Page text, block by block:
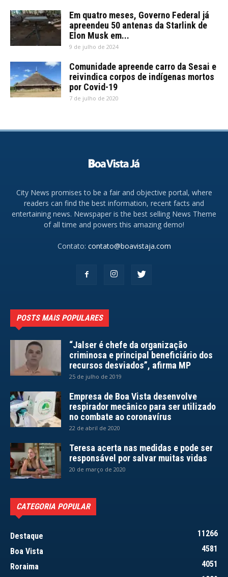
Em quatro meses, Governo Federal já
apreendeu 50 antenas da Starlink de
Elon Musk em...
9 de julho de 2024
Comunidade apreende carro da Sesai e
reivindica corpos de indígenas mortos
por Covid-19
7 de julho de 2020
City News promises to be a fair and objective portal, where
readers can find the best information, recent facts and
entertaining news. Newspaper is the best selling News Theme
of all time and powers this amazing demo!
Contato: contato@boavistaja.com
POSTS MAIS POPULARES
“Jalser é chefe da organização
criminosa e principal beneficiário dos
recursos desviados”, afirma MP
25 de julho de 2019
Empresa de Boa Vista desenvolve
respirador mecânico para ser utilizado
no combate ao coronavírus
22 de abril de 2020
Teresa acerta nas medidas e pode ser
responsável por salvar muitas vidas
20 de março de 2020
CATEGORIA POPULAR
Destaque
11266
Boa Vista
4581
Roraima
4051